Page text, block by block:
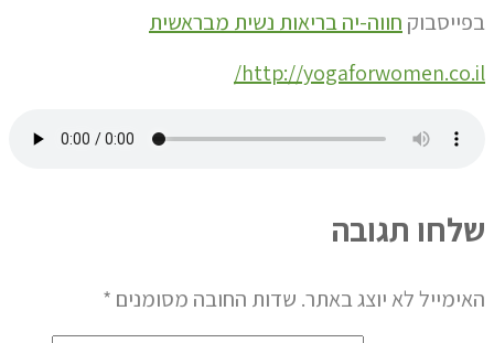
בפייסבוק חווה-יה בריאות נשית מבראשית
http://yogaforwomen.co.il/
שלחו תגובה
האימייל לא יוצג באתר. שדות החובה מסומנים *